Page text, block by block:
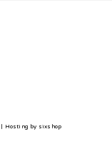
| Hosting by sixshop